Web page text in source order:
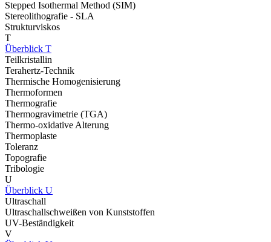
Stepped Isothermal Method (SIM)
Stereolithografie - SLA
Strukturviskos
T
Überblick T
Teilkristallin
Terahertz-Technik
Thermische Homogenisierung
Thermoformen
Thermografie
Thermogravimetrie (TGA)
Thermo-oxidative Alterung
Thermoplaste
Toleranz
Topografie
Tribologie
U
Überblick U
Ultraschall
Ultraschallschweißen von Kunststoffen
UV-Beständigkeit
V